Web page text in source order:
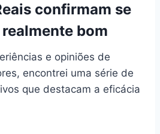
confirmam se
bom
e opiniões de
encontrei uma série de
que destacam a eficácia